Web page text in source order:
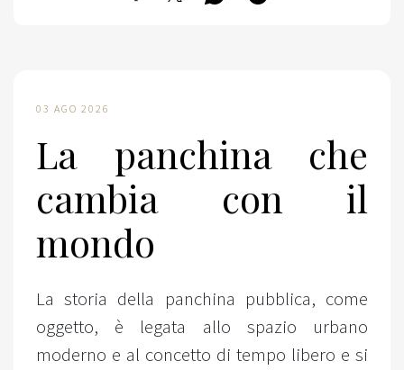
03 AGO 2026
La panchina che
cambia con il
mondo
La storia della panchina pubblica, come
oggetto, è legata allo spazio urbano
moderno e al concetto di tempo libero e si